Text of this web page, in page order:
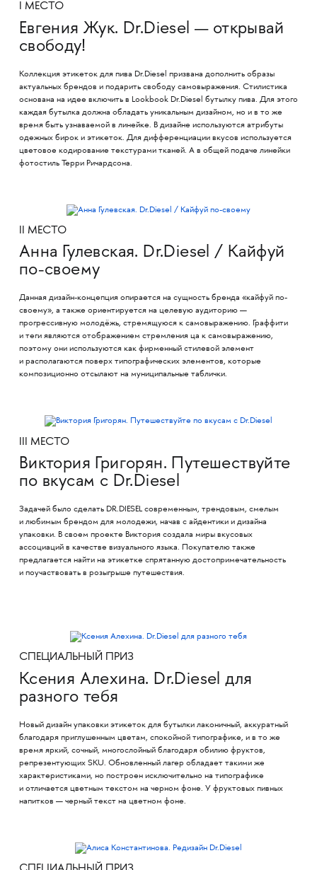
I МЕСТО
Евгения Жук. Dr.Diesel — открывай
свободу!
Коллекция этикеток для пива Dr.Diesel призвана дополнить образы
актуальных брендов и подарить свободу самовыражения. Стилистика
основана на идее включить в Lookbook Dr.Diesel бутылку пива. Для этого
каждая бутылка должна обладать уникальным дизайном, но и в то же
время быть узнаваемой в линейке. В дизайне используются атрибуты
одежных бирок и этикеток. Для дифференциации вкусов используется
цветовое кодирование текстурами тканей. А в общей подаче линейки
фотостиль Терри Ричардсона.
II МЕСТО
Анна Гулевская. Dr.Diesel / Кайфуй
по-своему
Данная дизайн-концепция опирается на сущность бренда «кайфуй по-
своему», а также ориентируется на целевую аудиторию —
прогрессивную молодёжь, стремящуюся к самовыражению. Граффити
и теги являются отображением стремления ца к самовыражению,
поэтому они используются как фирменный стилевой элемент
и располагаются поверх типографических элементов, которые
композиционно отсылают на муниципальные таблички.
III МЕСТО
Виктория Григорян. Путешествуйте
по вкусам с Dr.Diesel
Задачей было сделать DR.DIESEL современным, трендовым, смелым
и любимым брендом для молодежи, начав с айдентики и дизайна
упаковки. В своем проекте Виктория создала миры вкусовых
ассоциаций в качестве визуального языка. Покупателю также
предлагается найти на этикетке спрятанную достопримечательность
и поучаствовать в розыгрыше путешествия.
СПЕЦИАЛЬНЫЙ ПРИЗ
Ксения Алехина. Dr.Diesel для
разного тебя
Новый дизайн упаковки этикеток для бутылки лаконичный, аккуратный
благодаря приглушенным цветам, спокойной типографике, и в то же
время яркий, сочный, многослойный благодаря обилию фруктов,
репрезентующих SKU. Обновленный лагер обладает такими же
характеристиками, но построен исключительно на типографике
и отличается цветным текстом на черном фоне. У фруктовых пивных
напитков — черный текст на цветном фоне.